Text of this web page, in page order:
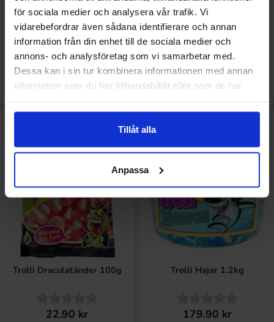
för sociala medier och analysera vår trafik. Vi
vidarebefordrar även sådana identifierare och annan
information från din enhet till de sociala medier och
annons- och analysföretag som vi samarbetar med.
Dessa kan i sin tur kombinera informationen med annan
information som du har tillhandahållit eller som de har
Tillåt alla
Anpassa
Trolli Hajar 1kg
99.90 kr
Trolli Miniburger 80st
349.90 kr
Trolli Draculatänder 100g
22.90 kr
Trolli Hajar 1.2kg
179.90 kr